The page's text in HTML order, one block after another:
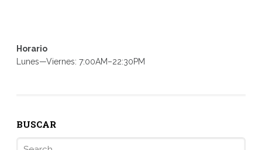
Horario
Lunes—Viernes: 7:00AM–22:30PM
BUSCAR